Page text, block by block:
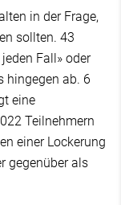
in der Frage,
sollten. 43
Fall» oder
hingegen ab. 6
eine
Teilnehmern
einer Lockerung
gegenüber als